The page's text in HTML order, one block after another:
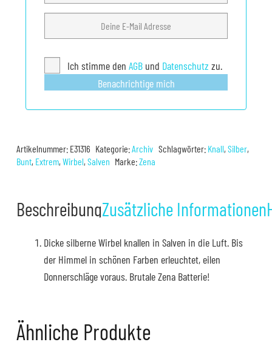
Ich stimme denAGB und Datenschutz zu.
Benachrichtige mich
Artikelnummer: E31316 Kategorie:Archiv Schlagwörter: Knall, Silber,
Bunt, Extrem, Wirbel, Salven Marke:Zena
BeschreibungZusätzliche Informationen
Dicke silberne Wirbel knallen in Salven in die Luft. Bis
der Himmel in schönen Farben erleuchtet, eilen
Donnerschläge voraus. Brutale Zena Batterie!
Ähnliche Produkte